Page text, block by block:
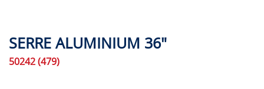
SERRE ALUMINIUM 36"
50242 (479)